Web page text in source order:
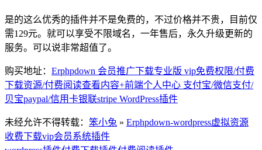
是的这么优秀的插件并不是免费的，不过价格并不贵，目前仅
需129元。就可以享受不限域名，一年售后，永久升级更新的
服务。可以说非常超值了。
购买地址： Erphpdown 会员推广下载专业版 vip免费权限/付费
下载资源/付费阅读查看内容+前端个人中心 支付宝/微信支付/
贝宝paypal/信用卡银联stripe WordPress插件
未经允许不得转载： 笨小兔 » Erphpdown-wordpress虚拟资源
收费下载vip会员系统插件